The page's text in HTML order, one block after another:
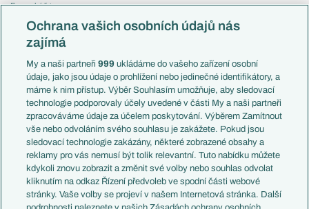
Evropská liga
Mistrovství světa
Liga národů
Témata
Představení týmů MS
EuroSkauting
PL v kostce
Evropské koeficienty
Přestupy
Přestupové spekulace
Zranění
Kluby
Česko
Francie
Itálie
Německo
Španělsko
Argentina
Brazílie
Přestupy
Zápasy
Livescore
Tipovací soutěž
Ochrana vašich osobních údajů nás
zajímá
My a naši partneři999 ukládáme do vašeho zařízení osobní
údaje, jako jsou údaje o prohlížení nebo jedinečné identifikátory, a
máme k nim přístup. Výběr Souhlasím umožňuje, aby sledovací
technologie podporovaly účely uvedené v části My a naši partneři
zpracováváme údaje za účelem poskytování. Výběrem Zamítnout
vše nebo odvoláním svého souhlasu je zakážete. Pokud jsou
sledovací technologie zakázány, některé zobrazené obsahy a
reklamy pro vás nemusí být tolik relevantní. Tuto nabídku můžete
kdykoli znovu zobrazit a změnit své volby nebo souhlas odvolat
kliknutím na odkaz Řízení předvoleb ve spodní části webové
stránky. Vaše volby se projeví v našem Internetová stránka. Další